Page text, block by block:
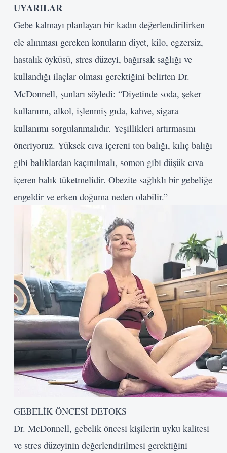
UYARILAR
Gebe kalmayı planlayan bir kadın değerlendirilirken
ele alınması gereken konuların diyet, kilo, egzersiz,
hastalık öyküsü, stres düzeyi, bağırsak sağlığı ve
kullandığı ilaçlar olması gerektiğini belirten Dr.
McDonnell, şunları söyledi: “Diyetinde soda, şeker
kullanımı, alkol, işlenmiş gıda, kahve, sigara
kullanımı sorgulanmalıdır. Yeşillikleri artırmasını
öneriyoruz. Yüksek cıva içereni ton balığı, kılıç balığı
gibi balıklardan kaçınılmalı, somon gibi düşük cıva
içeren balık tüketmelidir. Obezite sağlıklı bir gebeliğe
engeldir ve erken doğuma neden olabilir.”
GEBELİK ÖNCESİ DETOKS
Dr. McDonnell, gebelik öncesi kişilerin uyku kalitesi
ve stres düzeyinin değerlendirilmesi gerektiğini
Kullanıcı Adı veya E-posta
Şifre